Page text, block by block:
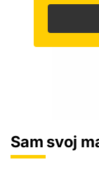
Sam svoj